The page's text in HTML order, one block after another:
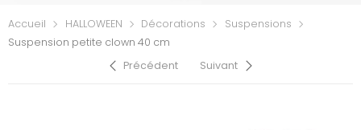
Accueil HALLOWEEN Décorations
Suspensions
Suspension petite clown 40 cm
Précédent
Suivant